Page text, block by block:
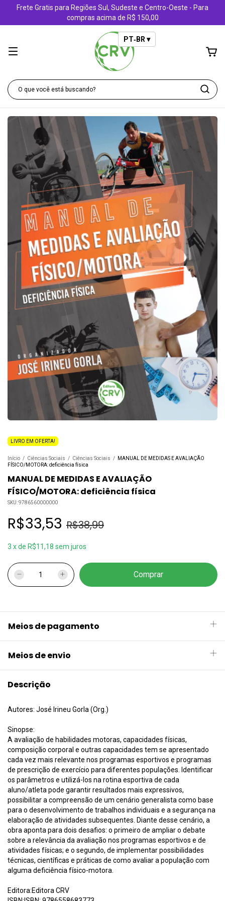
Frete Gratis para Regiões Sul, Sudeste e Centro-Oeste - Para
compras acima de R$ 150,00
PT‑BR ▾
LIVRO EM OFERTA!
Início / Ciências Sociais / Ciências Sociais /
MANUAL DE MEDIDAS E AVALIAÇÃO
FÍSICO/MOTORA: deficiência física
MANUAL DE MEDIDAS E AVALIAÇÃO
FÍSICO/MOTORA: deficiência física
SKU:9786560000000
R$33,53 R$38,99
3 xde R$11,18 sem juros
Meios de pagamento
Meios de envio
Descrição
Autores: José Irineu Gorla (Org.)
Sinopse:
A avaliação de habilidades motoras, capacidades físicas,
composição corporal e outras capacidades tem se apresentado
cada vez mais relevante nos programas esportivos e programas
de prescrição de exercício para diferentes populações. Identificar
os parâmetros e utilizá-los na rotina esportiva de cada
aluno/atleta pode garantir resultados mais expressivos,
possibilitar a compreensão de um cenário generalista como base
para o desenvolvimento de trabalhos individuais e a segurança na
elaboração de atividades subsequentes. Diante desse cenário, a
obra aponta para dois desafios: o primeiro de ampliar o debate
sobre a relevância da avaliação nos programas esportivos e de
atividades físicas; e o segundo, de implementar possibilidades
técnicas, científicas e práticas de como avaliar a população com
alguma deficiência físico-motora.
Editora:Editora CRV